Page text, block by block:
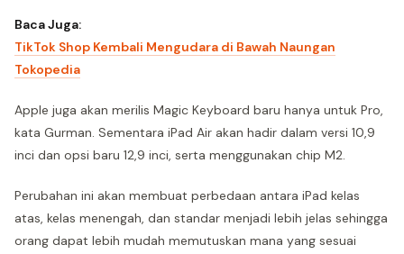
Baca Juga:
TikTok Shop Kembali Mengudara di Bawah Naungan
Tokopedia
Apple juga akan merilis Magic Keyboard baru hanya untuk Pro,
kata Gurman. Sementara iPad Air akan hadir dalam versi 10,9
inci dan opsi baru 12,9 inci, serta menggunakan chip M2.
Perubahan ini akan membuat perbedaan antara iPad kelas
atas, kelas menengah, dan standar menjadi lebih jelas sehingga
orang dapat lebih mudah memutuskan mana yang sesuai